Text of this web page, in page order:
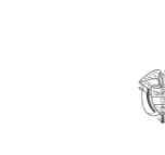
Saltar al contenido